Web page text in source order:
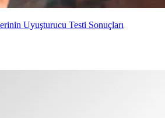
Uyuşturucu Testi Sonuçları